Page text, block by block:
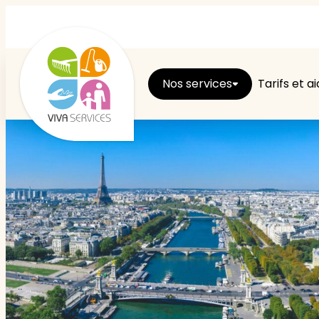
Nos services Tarifs et
Entretien du logement
Ménage
Repassage
Jardin
Brico